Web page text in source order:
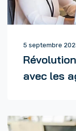
5 septembre
avec les